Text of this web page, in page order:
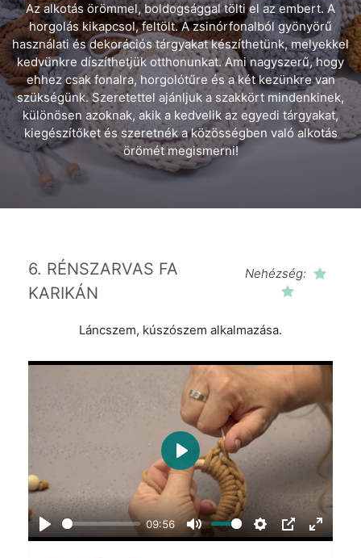
Az alkotás örömmel, boldogsággal tölti el az embert. A
horgolás kikapcsol, feltölt. A zsinórfonalból gyönyörű
használati és dekorációs tárgyakat készíthetünk, melyekkel
kedvünkre díszíthetjük otthonunkat. Ami nagyszerű, hogy
ehhez csak fonalra, horgolótűre és a két kezünkre van
szükségünk. Szeretettel ajánljuk a szakkört mindenkinek,
különösen azoknak, akik a kedvelik az egyedi tárgyakat,
kiegészítőket és szeretnék a közösségben való alkotás
örömét megismerni!
6. RÉNSZARVAS FA
KARIKÁN
Nehézség:
Láncszem, kúszószem alkalmazása.
Play
09:56
Mute Settings
PIP Enter
Play